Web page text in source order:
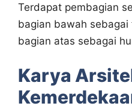
Terdapat pembagian
bagian bawah
bagian atas sebagai
Karya